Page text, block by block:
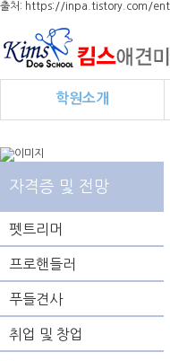
출처: https://inpa.tistory.com/
학원소개
자격증 및 전망
펫트리머
프로핸들러
푸들견사
취업 및 창업